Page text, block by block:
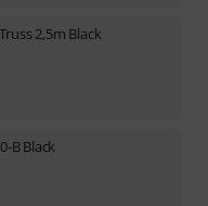
2,5m Black
B Black